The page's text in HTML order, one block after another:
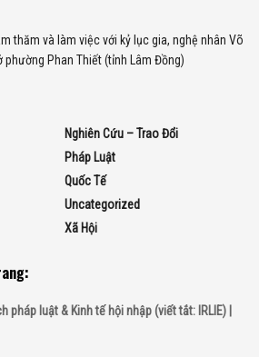
thăm và làm việc với kỷ lục gia, nghệ nhân Võ
phường Phan Thiết (tỉnh Lâm Đồng)
Nghiên Cứu – Trao Đổi
Pháp Luật
Quốc Tế
Uncategorized
Xã Hội
luật & Kinh tế hội nhập (viết tắt: IRLIE) |